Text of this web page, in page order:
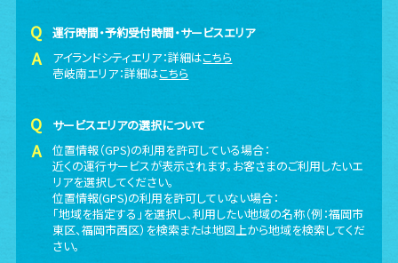
運行時間・予約受付時間・サービスエリア
アイランドシティエリア：詳細はこちら
壱岐南エリア：詳細はこちら
サービスエリアの選択について
位置情報（GPS)の利用を許可している場合：
近くの運行サービスが表示されます。お客さまのご利用したいエ
リアを選択してください。
位置情報(GPS)の利用を許可していない場合：
「地域を指定する」を選択し、利用したい地域の名称（例：福岡市
東区、福岡市西区）を検索または地図上から地域を検索してくだ
さい。